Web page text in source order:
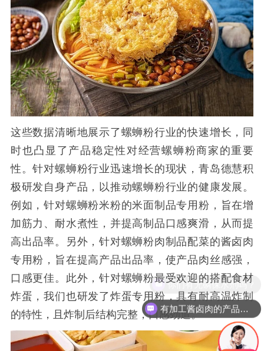
这些数据清晰地展示了螺蛳粉行业的快速增长，同
时也凸显了产品稳定性对经营螺蛳粉商家的重要
性。针对螺蛳粉行业迅速增长的现状，青岛德慧积
极研发自身产品，以推动螺蛳粉行业的健康发展。
例如，针对螺蛳粉米粉的米面制品专用粉，旨在增
加筋力、耐水煮性，并提高制品口感爽滑，从而提
高出品率。另外，针对螺蛳粉肉制品配菜的酱卤肉
专用粉，旨在提高产品出品率，使产品肉丝感强，
口感更佳。此外，针对螺蛳粉最受欢迎的搭配食材
炸蛋，我们也研发了炸蛋专用粉，具有耐高温炸制
的特性，且炸制后结构完整，口感劲道。